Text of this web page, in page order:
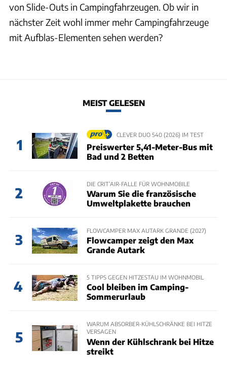
von Slide-Outs in Campingfahrzeugen. Ob wir in
nächster Zeit wohl immer mehr Campingfahrzeuge
mit Aufblas-Elementen sehen werden?
MEIST GELESEN
1
CLEVER DUO 540 (2026) IM TEST
Preiswerter 5,41-Meter-Bus mit
Bad und 2 Betten
2
DIE CRIT’AIR-FALLE FÜR WOHNMOBILE
Warum Sie die französische
Umweltplakette brauchen
3
FLOWCAMPER MAX AUTARK GRANDE (2027)
Flowcamper zeigt den Max
Grande Autark
4
5 TIPPS GEGEN HITZESTAU IM WOHNMOBIL
Cool bleiben im Camping-
Sommerurlaub
5
WARUM ABSORBER-KÜHLSCHRÄNKE BEI HITZE
VERSAGEN
Wenn der Kühlschrank bei Hitze
streikt